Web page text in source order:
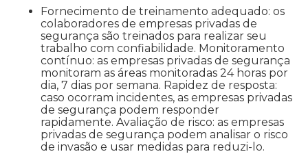
Fornecimento de treinamento adequado: os
colaboradores de empresas privadas de
segurança são treinados para realizar seu
trabalho com confiabilidade. Monitoramento
contínuo: as empresas privadas de segurança
monitoram as áreas monitoradas 24 horas por
dia, 7 dias por semana. Rapidez de resposta:
caso ocorram incidentes, as empresas privadas
de segurança podem responder
rapidamente. Avaliação de risco: as empresas
privadas de segurança podem analisar o risco
de invasão e usar medidas para reduzi-lo.